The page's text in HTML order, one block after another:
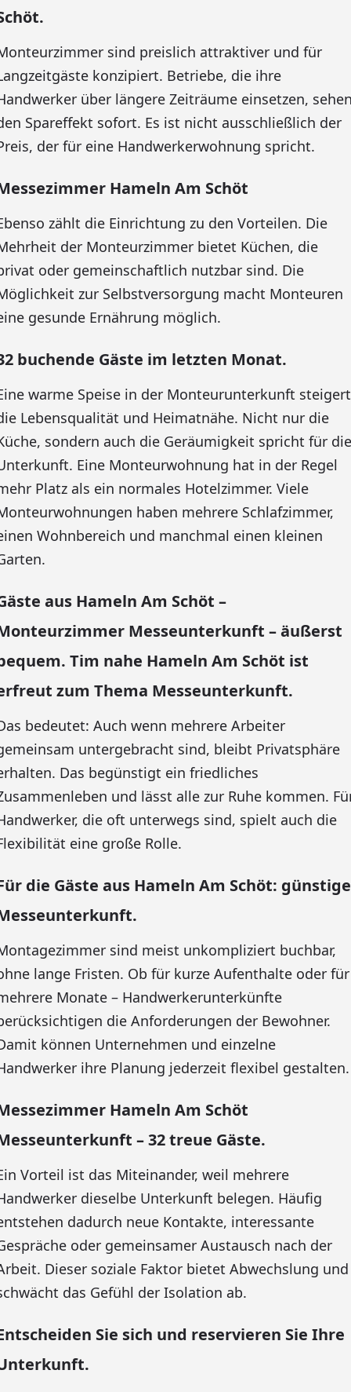
sind preislich attraktiver und für
konzipiert. Betriebe, die ihre
über längere Zeiträume einsetzen,
Spareffekt sofort. Es ist nicht ausschließlich der
der für eine Handwerkerwohnung spricht.
Hameln Am Schöt
zählt die Einrichtung zu den Vorteilen. Die
der Monteurzimmer bietet Küchen, die
oder gemeinschaftlich nutzbar sind. Die
zur Selbstversorgung macht Monteuren
gesunde Ernährung möglich.
buchende Gäste im letzten Monat.
warme Speise in der Monteurunterkunft steigert
Lebensqualität und Heimatnähe. Nicht nur die
sondern auch die Geräumigkeit spricht für die
Eine Monteurwohnung hat in der Regel
Platz als ein normales Hotelzimmer. Viele
haben mehrere Schlafzimmer,
Wohnbereich und manchmal einen kleinen
aus Hameln Am Schöt –
Messeunterkunft – äußerst
Tim nahe Hameln Am Schöt ist
zum Thema Messeunterkunft.
bedeutet: Auch wenn mehrere Arbeiter
untergebracht sind, bleibt Privatsphäre
Das begünstigt ein friedliches
und lässt alle zur Ruhe kommen.
die oft unterwegs sind, spielt auch die
eine große Rolle.
die Gäste aus Hameln Am Schöt: günstige
sind meist unkompliziert buchbar,
lange Fristen. Ob für kurze Aufenthalte oder für
Monate – Handwerkerunterkünfte
die Anforderungen der Bewohner.
können Unternehmen und einzelne
ihre Planung jederzeit flexibel gestalten.
Hameln Am Schöt
– 32 treue Gäste.
Vorteil ist das Miteinander, weil mehrere
dieselbe Unterkunft belegen. Häufig
dadurch neue Kontakte, interessante
oder gemeinsamer Austausch nach der
Dieser soziale Faktor bietet Abwechslung und
das Gefühl der Isolation ab.
Sie sich und reservieren Sie Ihre